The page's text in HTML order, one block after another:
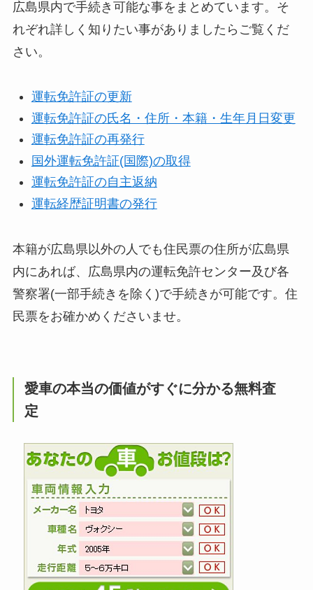
広島県内で手続き可能な事をまとめています。そ
れぞれ詳しく知りたい事がありましたらご覧くだ
さい。
運転免許証の更新
運転免許証の氏名・住所・本籍・生年月日変更
運転免許証の再発行
国外運転免許証(国際)の取得
運転免許証の自主返納
運転経歴証明書の発行
本籍が広島県以外の人でも住民票の住所が広島県
内にあれば、広島県内の運転免許センター及び各
警察署(一部手続きを除く)で手続きが可能です。住
民票をお確かめくださいませ。
愛車の本当の価値がすぐに分かる無料査
定